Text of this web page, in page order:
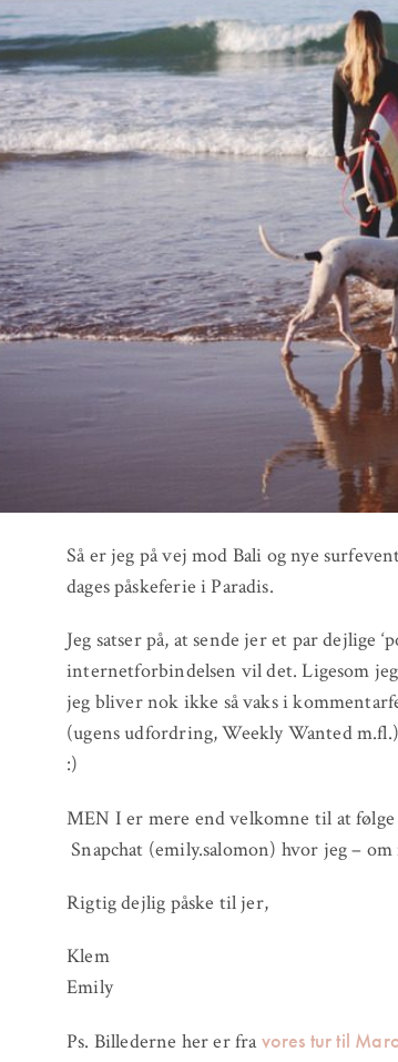
Så er jeg på vej mod Bali og nye
dages påskeferie i Paradis.
Jeg satser på, at sende jer et par dejlige
internetforbindelsen vil det. Ligesom
jeg bliver nok ikke så vaks i
(ugens udfordring, Weekly Wanted
:)
MEN I er mere end velkomne til at følge
Snapchat (emily.salomon) hvor jeg –
Rigtig dejlig påske til jer,
Klem
Emily
Ps. Billederne her er fravores tur til